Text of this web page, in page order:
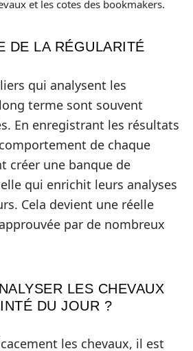
et les cotes des bookmakers.
DE LA RÉGULARITÉ
qui analysent les
terme sont souvent
En enregistrant les résultats
de chaque
créer une banque de
qui enrichit leurs analyses
Cela devient une réelle
par de nombreux
LES CHEVAUX
DU JOUR ?
les chevaux, il est